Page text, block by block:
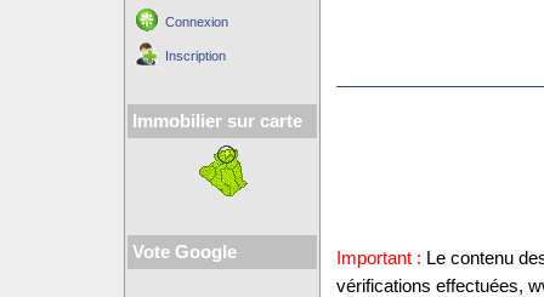
Connexion
Inscription
Immobilier sur carte
Vote Google Important : Le contenu
vérifications effectuées,